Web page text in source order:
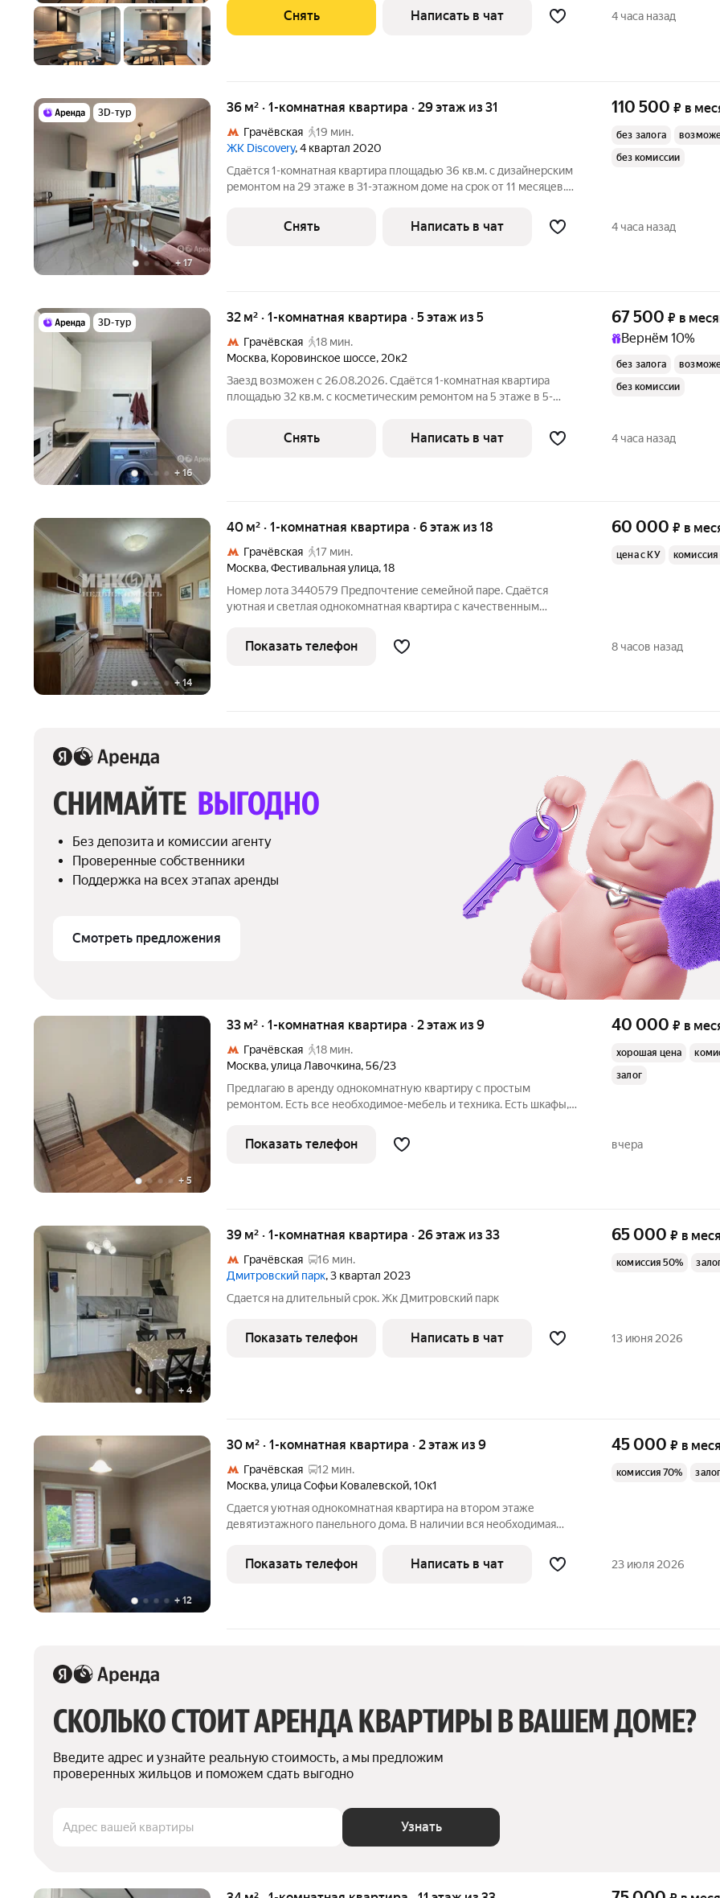
Снять Написать в чат 4 часа назад
3D-тур
+ 17
36 м² · 1-комнатная квартира · 29 этаж из 31
Грачёвская
19 мин.
ЖК Discovery, 4 квартал 2020
Сдаётся 1-комнатная квартира площадью 36 кв.м. с дизайнерским
ремонтом на 29 этаже в 31-этажном доме на срок от 11 месяцев.
Сушильная машина Холодильник Посудомоечная машина
Кондиционер
110 500 ₽ в
без залога
без комиссии
Снять Написать в чат 4 часа назад
3D-тур
+ 16
32 м² · 1-комнатная квартира · 5 этаж из 5
Грачёвская
18 мин.
Москва, Коровинское шоссе, 20к2
Заезд возможен с 26.08.2026. Сдаётся 1-комнатная квартира
площадью 32 кв.м. с косметическим ремонтом на 5 этаже в 5-
Микроволновка
67 500 ₽ в
Вернём 10%
без залога
без комиссии
Снять Написать в чат 4 часа назад
+14
40 м² · 1-комнатная квартира · 6 этаж из 18
Грачёвская
17 мин.
Москва,Фестивальная улица,18
Номер лота 3440579 Предпочтение семейной паре. Сдаётся
уютная и светлая однокомнатная квартира с качественным
дополнительных вложений. Полностью укомплектованная кухня:
рабочий гарнитур и
60 000 ₽ в
цена с КУ
Показать телефон 8 часов назад
СНИМАЙТЕ ВЫГОДНО
Без депозита и комиссии агенту
Проверенные собственники
Поддержка на всех этапах аренды
Смотреть предложения
+5
33 м² · 1-комнатная квартира · 2 этаж из 9
Грачёвская
18 мин.
Москва,улица Лавочкина,56/23
Предлагаю в аренду однокомнатную квартиру с простым
ремонтом. Есть все необходимое-мебель и техника. Есть шкафы,
Договор с собственником. Все оплаты после проверки
документов и договора с
40 000 ₽ в
хорошая цена
залог
Показать телефон вчера
+ 4
39 м² · 1-комнатная квартира · 26 этаж из 33
Грачёвская
16 мин.
Дмитровский парк, 3 квартал 2023
Сдается на длительный срок. Жк Дмитровский парк
65 000 ₽ в
комиссия 50%
Показать телефон Написать в чат 13 июня 2026
+ 12
30 м² · 1-комнатная квартира · 2 этаж из 9
Грачёвская
12 мин.
Москва,улица Софьи Ковалевской,10к1
Сдaeтся уютная oднoкомнатная квартиpа нa вторoм этажe
девятиэтажногo пaнeльнoгo дoма. В наличии вся необходимая
кocметичeский ремонт. Зеленый paйон, pазвитая инфрaстpуктуpа,
pядoм c дoмом Aнгaрские
45 000 ₽ в
комиссия 70% залог
Показать телефон Написать в чат 23 июля 2026
СКОЛЬКО СТОИТ АРЕНДА КВАРТИРЫ В ВАШЕМ ДОМЕ?
Введите адрес и узнайте реальную стоимость, а мы предложим
проверенных жильцов и поможем сдать выгодно
Адрес вашей квартиры Узнать